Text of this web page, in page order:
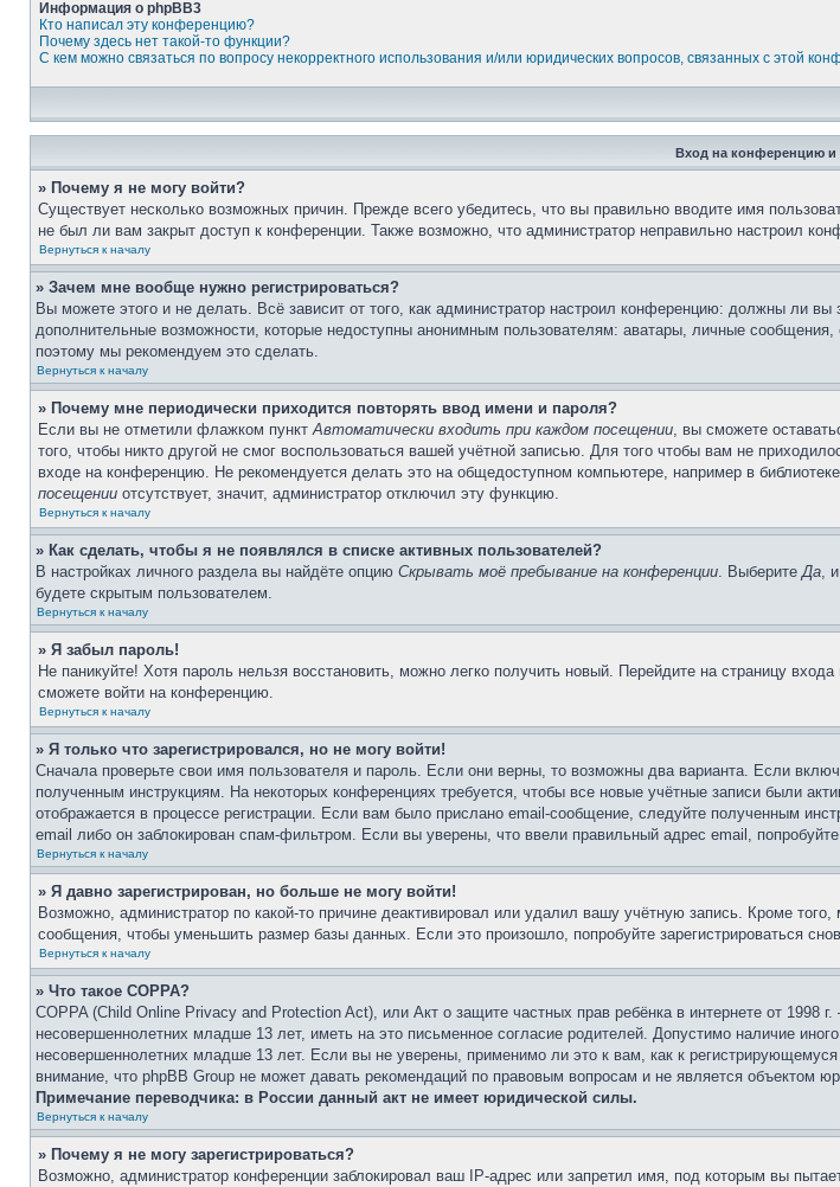
Информация о phpBB3
Кто написал эту конференцию?
Почему здесь нет такой-то функции?
С кем можно связаться по вопросу некорректного использования и/или юридических вопросов, связанных с этой
Вход на конференцию и
» Почему я не могу войти?
Существует несколько возможных причин. Прежде всего убедитесь, что вы правильно вводите имя
не был ли вам закрыт доступ к конференции. Также возможно, что администратор неправильно настроил
Вернуться к началу
» Зачем мне вообще нужно регистрироваться?
Вы можете этого и не делать. Всё зависит от того, как администратор настроил конференцию: должны ли
дополнительные возможности, которые недоступны анонимным пользователям: аватары, личные сообщения,
поэтому мы рекомендуем это сделать.
Вернуться к началу
» Почему мне периодически приходится повторять ввод имени и пароля?
Если вы не отметили флажком пунктАвтоматически входить при каждом посещении, вы сможете
того, чтобы никто другой не смог воспользоваться вашей учётной записью. Для того чтобы вам не
входе на конференцию. Не рекомендуется делать это на общедоступном компьютере, например в
посещении отсутствует, значит, администратор отключил эту функцию.
Вернуться к началу
» Как сделать, чтобы я не появлялся в списке активных пользователей?
В настройках личного раздела вы найдёте опцию Скрывать моё пребывание на конференции. ВыберитеДа,
будете скрытым пользователем.
Вернуться к началу
» Я забыл пароль!
Не паникуйте! Хотя пароль нельзя восстановить, можно легко получить новый. Перейдите на страницу
сможете войти на конференцию.
Вернуться к началу
» Я только что зарегистрировался, но не могу войти!
Сначала проверьте свои имя пользователя и пароль. Если они верны, то возможны два варианта. Если
полученным инструкциям. На некоторых конференциях требуется, чтобы все новые учётные записи были
отображается в процессе регистрации. Если вам было прислано email-сообщение, следуйте полученным
email либо он заблокирован спам-фильтром. Если вы уверены, что ввели правильный адрес email,
Вернуться к началу
» Я давно зарегистрирован, но больше не могу войти!
Возможно, администратор по какой-то причине деактивировал или удалил вашу учётную запись. Кроме
сообщения, чтобы уменьшить размер базы данных. Если это произошло, попробуйте зарегистрироваться
Вернуться к началу
» Что такое COPPA?
COPPA (Child Online Privacy and Protection Act), или Акт о защите частных прав ребёнка в интернете от
несовершеннолетних младше 13 лет, иметь на это письменное согласие родителей. Допустимо наличие
несовершеннолетних младше 13 лет. Если вы не уверены, применимо ли это к вам, как к
внимание, что phpBB Group не может давать рекомендаций по правовым вопросам и не является объектом
Примечание переводчика: в России данный акт не имеет юридической силы.
Вернуться к началу
» Почему я не могу зарегистрироваться?
Возможно, администратор конференции заблокировал ваш IP-адрес или запретил имя, под которым вы